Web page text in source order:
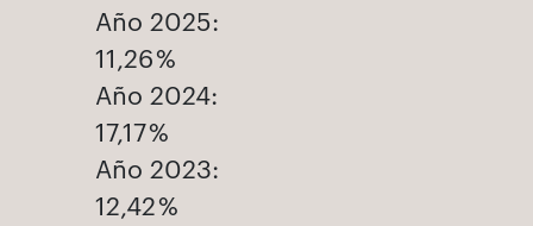
Año 2025:
11,26 %
Año 2024:
17,17 %
Año 2023:
12,42 %